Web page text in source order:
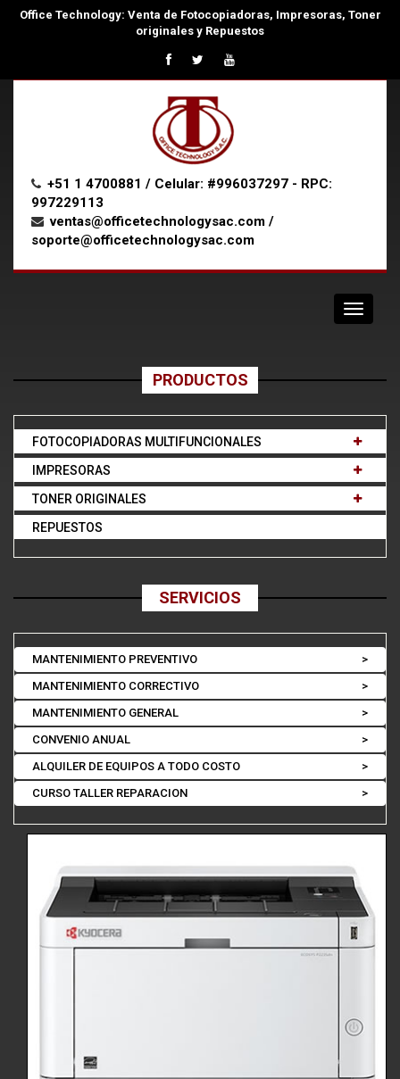
Office Technology: Venta de Fotocopiadoras, Impresoras, Toner
originales y Repuestos
+51 1 4700881 / Celular: #996037297 - RPC:
997229113
ventas@officetechnologysac.com /
soporte@officetechnologysac.com
PRODUCTOS
FOTOCOPIADORAS MULTIFUNCIONALES
IMPRESORAS
TONER ORIGINALES
REPUESTOS
SERVICIOS
>
MANTENIMIENTO PREVENTIVO
>
MANTENIMIENTO CORRECTIVO
>
MANTENIMIENTO GENERAL
>
CONVENIO ANUAL
>
ALQUILER DE EQUIPOS A TODO COSTO
>
CURSO TALLER REPARACION